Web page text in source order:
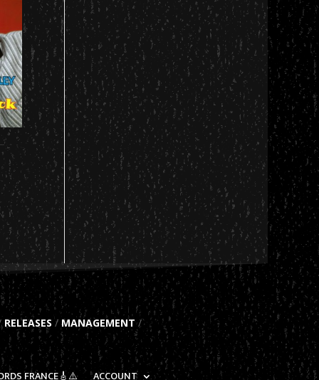
RELEASES /MANAGEMENT/
FRANCE🎸⚠️ ACCOUNT